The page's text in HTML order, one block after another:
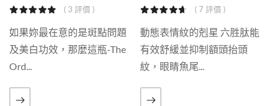
( 3 評價 )
如果妳最在意的是斑點問題
及美白功效，那麼這瓶-The
Ord...
( 7 評價 )
動態表情紋的剋星 六胜肽能
有效舒緩並抑制額頭抬頭
紋，眼睛魚尾...